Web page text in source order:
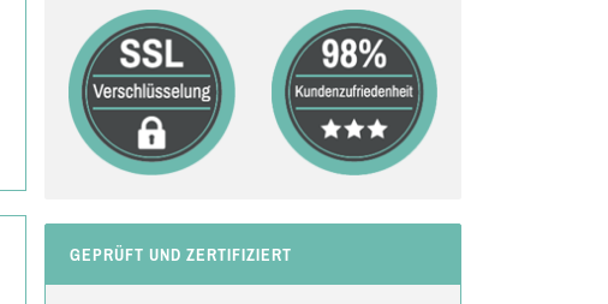
GEPRÜFT UND ZERTIFIZIERT